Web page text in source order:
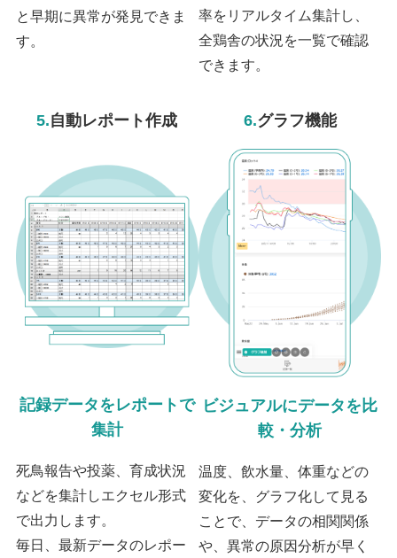
と早期に異常が発見できま
す。
率をリアルタイム集計し、
全鶏舎の状況を一覧で確認
できます。
5.自動レポート作成
記録データをレポートで
集計
死鳥報告や投薬、育成状況
などを集計しエクセル形式
で出力します。
毎日、最新データのレポー
6.グラフ機能
ビジュアルにデータを比
較・分析
温度、飲水量、体重などの
変化を、グラフ化して見る
ことで、データの相関関係
や、異常の原因分析が早く